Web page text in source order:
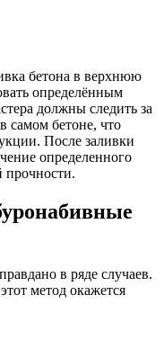
бетона в верхнюю
определённым
должны следить за
самом бетоне, что
После заливки
определенного
прочности.
в ряде случаев.
метод окажется